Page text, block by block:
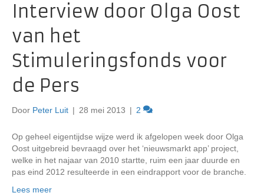
Interview door Olga Oost
van het
Stimuleringsfonds voor
de Pers
Door Peter Luit | 28 mei 2013 | 2
Op geheel eigentijdse wijze werd ik afgelopen week door Olga
Oost uitgebreid bevraagd over het ‘nieuwsmarkt app’ project,
welke in het najaar van 2010 startte, ruim een jaar duurde en
pas eind 2012 resulteerde in een eindrapport voor de branche.
Lees meer